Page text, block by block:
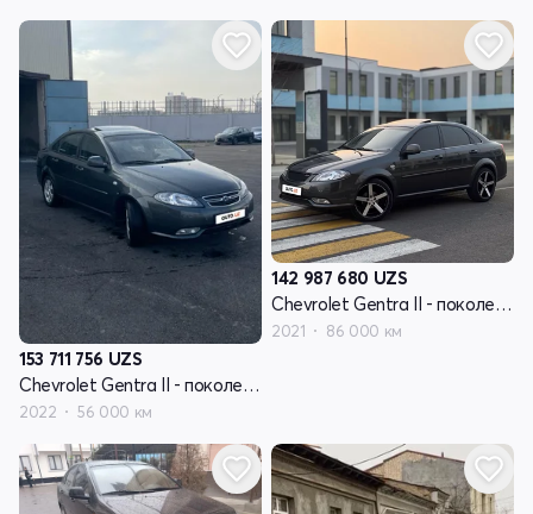
153 711 756 UZS
Chevrolet Gentra II - поколение
2022 56 000 км
142 987 680 UZS
Chevrolet Gentra II - поколение
2021 86 000 км